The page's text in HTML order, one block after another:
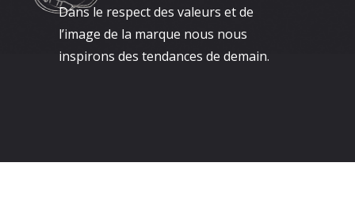
Dans le respect des valeurs et de
l’image de la marque nous nous
inspirons des tendances de demain.